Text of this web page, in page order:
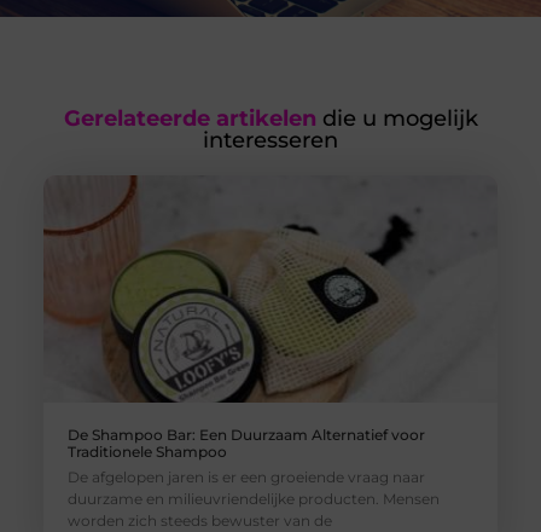
Gerelateerde artikelen die u mogelijk
interesseren
De Shampoo Bar: Een Duurzaam Alternatief voor
Traditionele Shampoo
De afgelopen jaren is er een groeiende vraag naar
duurzame en milieuvriendelijke producten. Mensen
worden zich steeds bewuster van de